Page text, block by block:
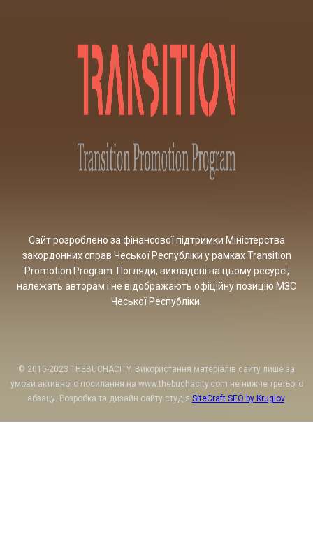
Сайт розроблено за фінансової підтримки Міністерства
закордонних справ Чеської Республіки у рамках Transition
Promotion Program. Погляди, викладені на цьому ресурсі,
належать авторам і не відображають офіційну позицію МЗС
Чеської Республіки.
© 2015-2023 THEBUCHACITY. Використання матеріалів сайту лише за
умови активного посилання на www.thebuchacity.com не нижче третього
абзацу. Розробка та дизайн сайту студія SiteCraft SEO by Kruglov.